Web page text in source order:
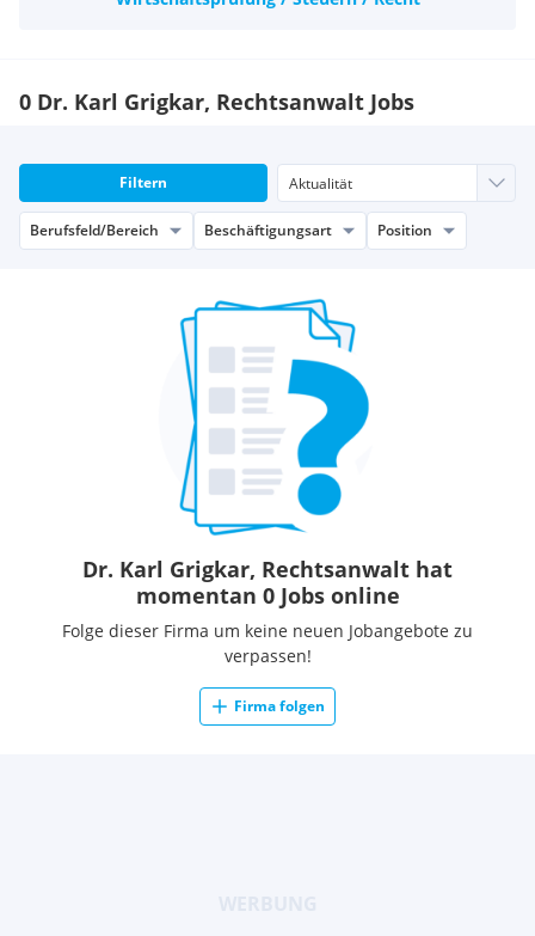
0 Dr. Karl Grigkar, Rechtsanwalt Jobs
Filtern
Berufsfeld/Bereich Beschäftigungsart Position
Dr. Karl Grigkar, Rechtsanwalt hat
momentan 0 Jobs online
Folge dieser Firma um keine neuen Jobangebote zu
verpassen!
Firma folgen